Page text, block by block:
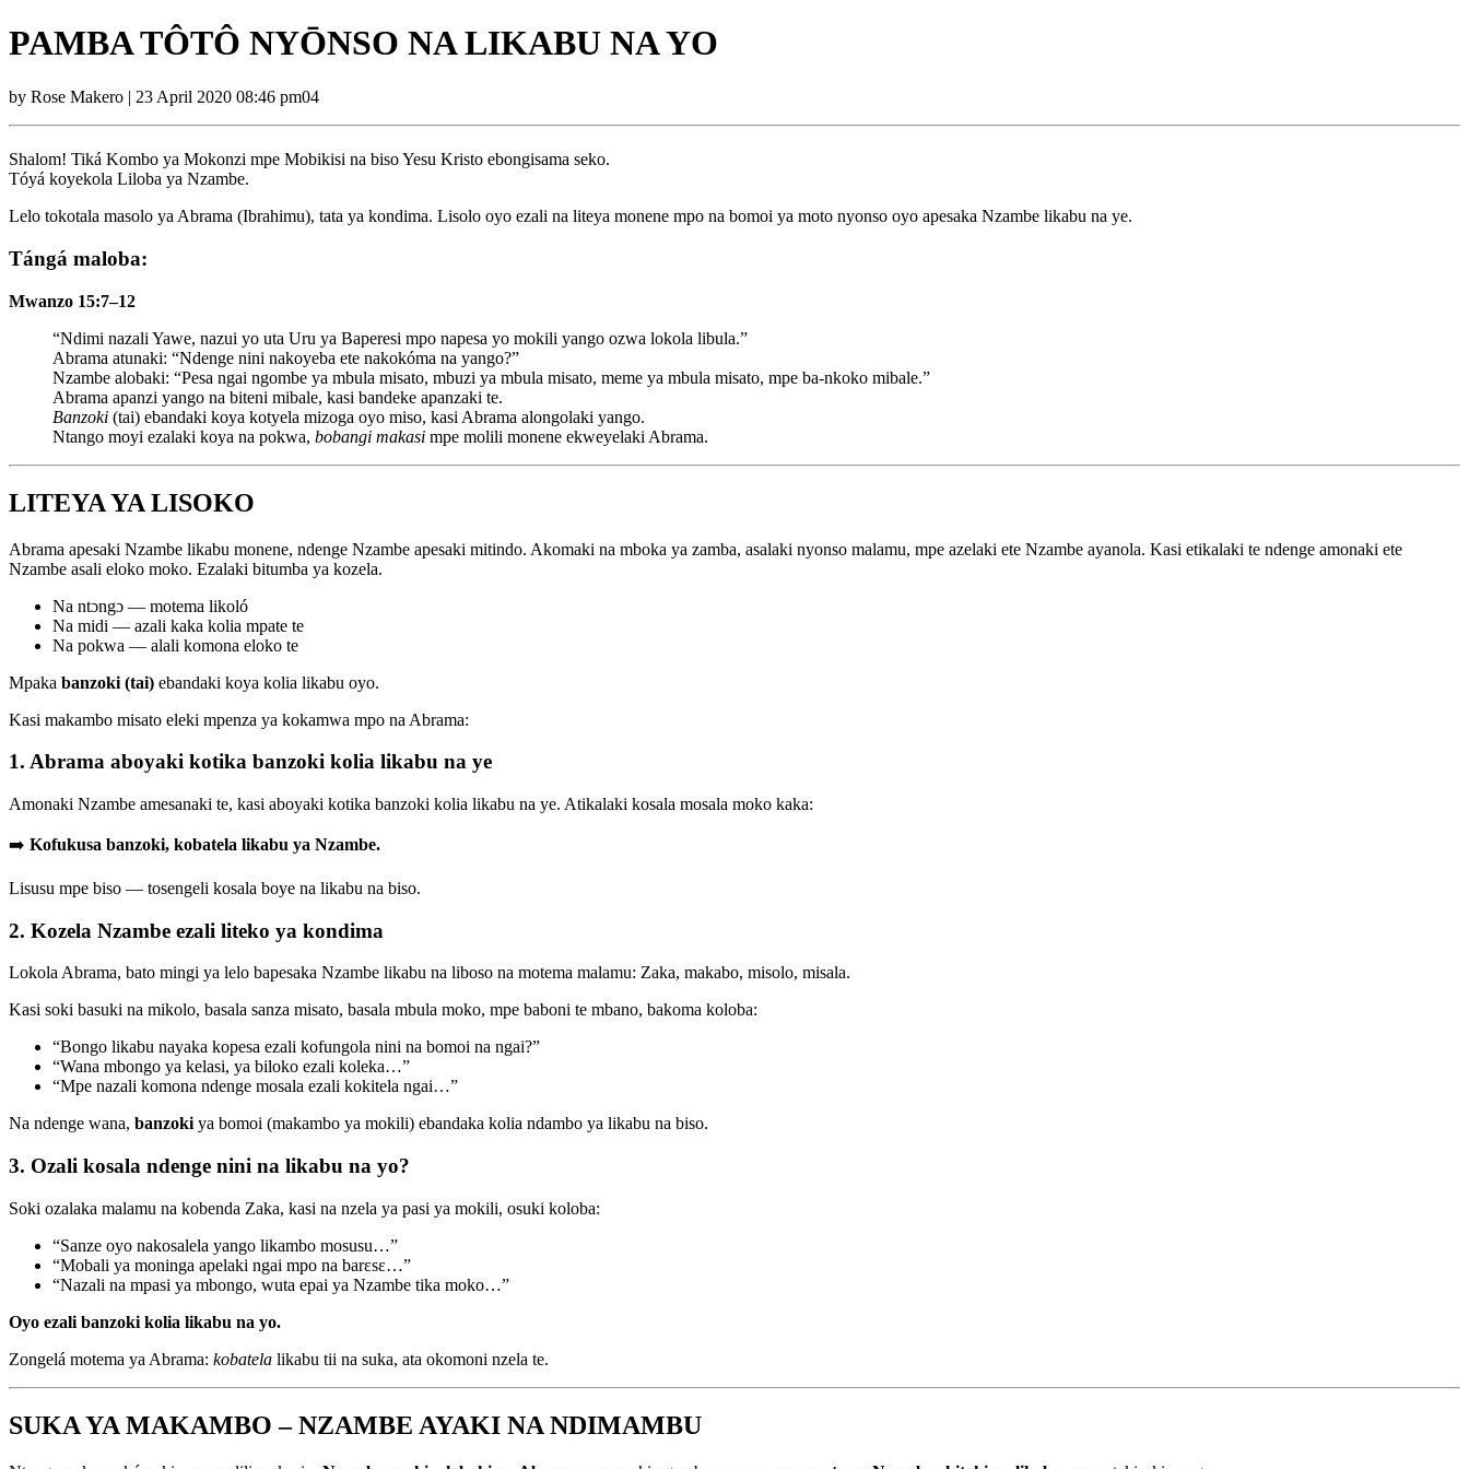
PAMBA TÔTÔ NYŌNSO NA LIKABU NA YO
by Rose Makero | 23 April 2020 08:46 pm04
Shalom! Tiká Kombo ya Mokonzi mpe Mobikisi na biso Yesu Kristo ebongisama seko.
Tóyá koyekola Liloba ya Nzambe.
Lelo tokotala masolo ya Abrama (Ibrahimu), tata ya kondima. Lisolo oyo ezali na liteya monene mpo na bomoi ya moto nyonso oyo apesaka Nzambe likabu na ye.
Tángá maloba:
Mwanzo 15:7–12
“Ndimi nazali Yawe, nazui yo uta Uru ya Baperesi mpo napesa yo mokili yango ozwa lokola libula.”
Abrama atunaki: “Ndenge nini nakoyeba ete nakokóma na yango?”
Nzambe alobaki: “Pesa ngai ngombe ya mbula misato, mbuzi ya mbula misato, meme ya mbula misato, mpe ba-nkoko mibale.”
Abrama apanzi yango na biteni mibale, kasi bandeke apanzaki te.
Banzoki (tai) ebandaki koya kotyela mizoga oyo miso, kasi Abrama alongolaki yango.
Ntango moyi ezalaki koya na pokwa, bobangi makasi mpe molili monene ekweyelaki Abrama.
LITEYA YA LISOKO
Abrama apesaki Nzambe likabu monene, ndenge Nzambe apesaki mitindo. Akomaki na mboka ya zamba, asalaki nyonso malamu, mpe azelaki ete Nzambe ayanola. Kasi etikalaki te ndenge amonaki ete
Nzambe asali eloko moko. Ezalaki bitumba ya kozela.
Na ntɔngɔ — motema likoló
Na midi — azali kaka kolia mpate te
Na pokwa — alali komona eloko te
Mpaka banzoki (tai) ebandaki koya kolia likabu oyo.
Kasi makambo misato eleki mpenza ya kokamwa mpo na Abrama:
1. Abrama aboyaki kotika banzoki kolia likabu na ye
Amonaki Nzambe amesanaki te, kasi aboyaki kotika banzoki kolia likabu na ye. Atikalaki kosala mosala moko kaka:
➡️ Kofukusa banzoki, kobatela likabu ya Nzambe.
Lisusu mpe biso — tosengeli kosala boye na likabu na biso.
2. Kozela Nzambe ezali liteko ya kondima
Lokola Abrama, bato mingi ya lelo bapesaka Nzambe likabu na liboso na motema malamu: Zaka, makabo, misolo, misala.
Kasi soki basuki na mikolo, basala sanza misato, basala mbula moko, mpe baboni te mbano, bakoma koloba:
“Bongo likabu nayaka kopesa ezali kofungola nini na bomoi na ngai?”
“Wana mbongo ya kelasi, ya biloko ezali koleka…”
“Mpe nazali komona ndenge mosala ezali kokitela ngai…”
Na ndenge wana, banzokiya bomoi (makambo ya mokili) ebandaka kolia ndambo ya likabu na biso.
3. Ozali kosala ndenge nini na likabu na yo?
Soki ozalaka malamu na kobenda Zaka, kasi na nzela ya pasi ya mokili, osuki koloba:
“Sanze oyo nakosalela yango likambo mosusu…”
“Mobali ya moninga apelaki ngai mpo na barɛsɛ…”
“Nazali na mpasi ya mbongo, wuta epai ya Nzambe tika moko…”
Oyo ezali banzoki kolia likabu na yo.
Zongelá motema ya Abrama: kobatela likabu tii na suka, ata okomoni nzela te.
SUKA YA MAKAMBO – NZAMBE AYAKI NA NDIMAMBU